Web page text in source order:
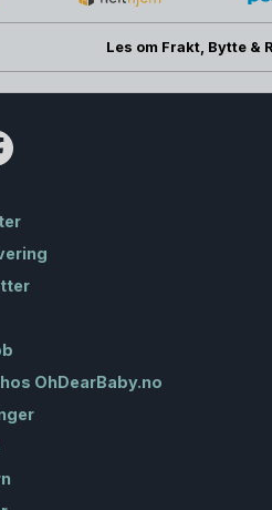
Les om Frakt, Bytte &
OhDearBaby.no